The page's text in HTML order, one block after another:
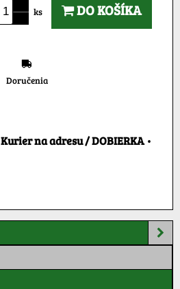
ks DO KOŠÍKA
Doručenia
Kurier na adresu / DOBIERKA•